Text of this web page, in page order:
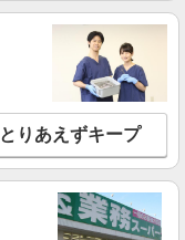
とりあえずキープ